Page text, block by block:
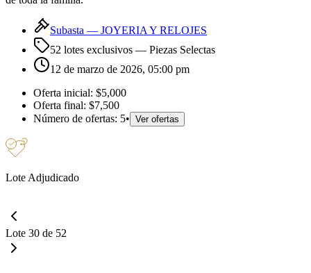
Subasta — JOYERIA Y RELOJES
52 lotes exclusivos — Piezas Selectas
12 de marzo de 2026, 05:00 pm
Oferta inicial: $5,000
Oferta final: $7,500
Número de ofertas: 5• Ver ofertas
Lote Adjudicado
Lote 30 de 52